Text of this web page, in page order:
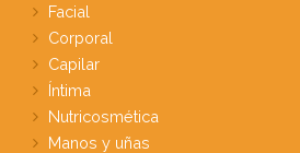
Facial
Corporal
Capilar
Íntima
Nutricosmética
Manos y uñas